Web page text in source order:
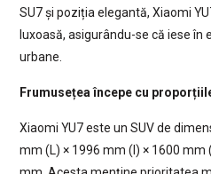
SU7 și poziția elegantă, Xiaomi
luxoasă, asigurându-se că iese
urbane.
Frumusețea începe cu
Xiaomi YU7 este un SUV de
mm (L) × 1996 mm (l) × 1600